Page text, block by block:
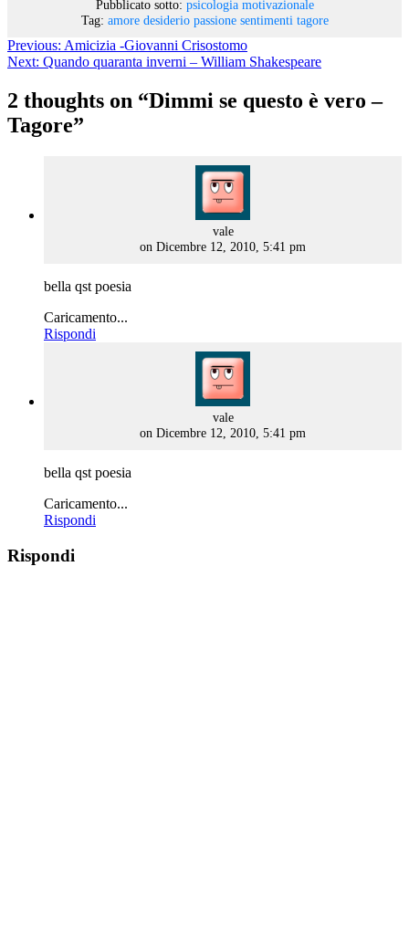
Pubblicato sotto: psicologia motivazionale
Tag: amore desiderio passione sentimenti tagore
Previous: Amicizia -Giovanni Crisostomo
Next: Quando quaranta inverni – William Shakespeare
2 thoughts on “Dimmi se questo è vero –
Tagore”
valesays:
on Dicembre 12, 2010, 5:41 pm
bella qst poesia
Caricamento...
Rispondi
valesays:
on Dicembre 12, 2010, 5:41 pm
bella qst poesia
Caricamento...
Rispondi
Rispondi